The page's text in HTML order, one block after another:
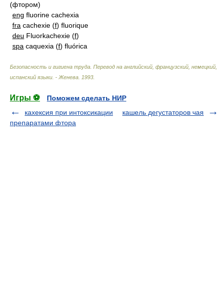
(фтором)
eng fluorine cachexia
fra cachexie (f) fluorique
deu Fluorkachexie (f)
spa caquexia (f) fluórica
Безопасность и гигиена труда. Перевод на английский, французский, немецкий,
испанский языки. - Женева 1993
Игры ⚽
Поможем сделать НИР
кахексия при интоксикации
препаратами фтора
кашель дегустаторов чая